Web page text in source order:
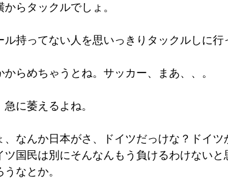
らタックルでしょ。
ル持ってない人を思いっきりタックルしに行
らめちゃうとね。サッカー、まあ、、。
に萎えるよね。
、なんか日本がさ、ドイツだっけな？ドイ
ツ国民は別にそんなんもう負けるわけない
なとか。